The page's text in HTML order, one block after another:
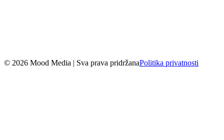
© 2026 Mood Media | Sva prava pridržanaPolitika privatnosti